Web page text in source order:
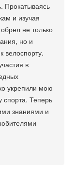
Прокатываясь
и изучая
не только
но и
велоспорту.
в
укрепили мою
спорта. Теперь
знаниями и